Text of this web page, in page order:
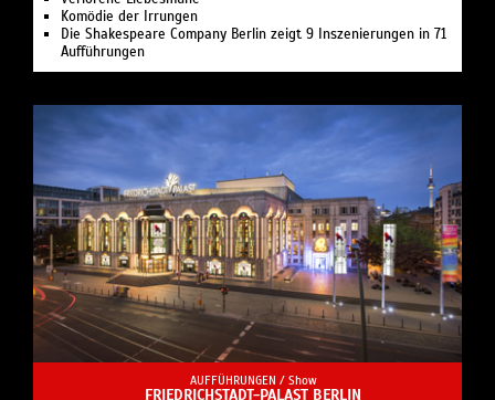
Komödie der Irrungen
Die Shakespeare Company Berlin zeigt 9 Inszenierungen in 71
Aufführungen
AUFFÜHRUNGEN / Show
FRIEDRICHSTADT-PALAST BERLIN